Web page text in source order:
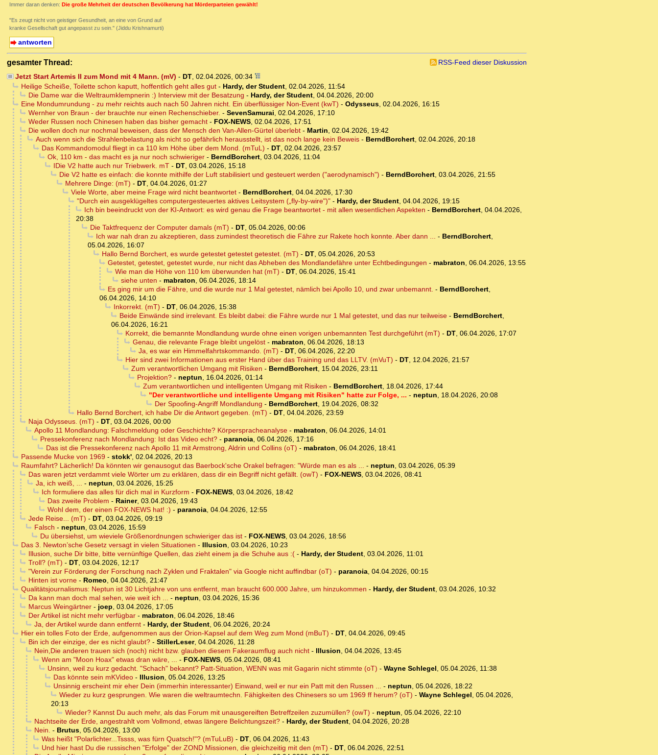
Immer daran denken: Die große Mehrheit der deutschen Bevölkerung hat Mörderparteien gewählt!
"Es zeugt nicht von geistiger Gesundheit, an eine von Grund auf
kranke Gesellschaft gut angepasst zu sein." (Jiddu Krishnamurti)
antworten
gesamter Thread:
RSS-Feed dieser Diskussion
Jetzt Start Artemis II zum Mond mit 4 Mann. (mV) - DT, 02.04.2026, 00:34
Heilige Scheiße, Toilette schon kaputt, hoffentlich geht alles gut- Hardy, der Student, 02.04.2026, 11:54
Die Dame war die Weltraumklempnerin :) Interview mit der Besatzung - Hardy, der Student, 04.04.2026, 20:00
Eine Mondumrundung - zu mehr reichts auch nach 50 Jahren nicht. Ein überflüssiger Non-Event (kwT) - Odysseus, 02.04.2026, 16:15
Wernher von Braun - der brauchte nur einen Rechenschieber. - SevenSamurai, 02.04.2026, 17:10
Weder Russen noch Chinesen haben das bisher gemacht- FOX-NEWS, 02.04.2026, 17:51
Die wollen doch nur nochmal beweisen, dass der Mensch den Van-Allen-Gürtel überlebt- Martin, 02.04.2026, 19:42
Auch wenn sich die Strahlenbelastung als nicht so gefährlich herausstellt, ist das noch lange kein Beweis- BerndBorchert, 02.04.2026, 20:18
Das Kommandomodul fliegt in ca 110 km Höhe über dem Mond. (mTuL) - DT, 02.04.2026, 23:57
Ok, 110 km - das macht es ja nur noch schwieriger- BerndBorchert, 03.04.2026, 11:04
IDie V2 hatte auch nur Triebwerk. mT- DT, 03.04.2026, 15:18
Die V2 hatte es einfach: die konnte mithilfe der Luft stabilisiert und gesteuert werden ("aerodynamisch") - BerndBorchert, 03.04.2026, 21:55
Mehrere Dinge: (mT) - DT, 04.04.2026, 01:27
Viele Worte, aber meine Frage wird nicht beantwortet- BerndBorchert, 04.04.2026, 17:30
"Durch ein ausgeklügeltes computergesteuertes aktives Leitsystem („fly-by-wire")"- Hardy, der Student, 04.04.2026, 19:15
Ich bin beeindruckt von der KI-Antwort: es wird genau die Frage beantwortet - mit allen wesentlichen Aspekten - BerndBorchert, 04.04.2026,
20:38
Die Taktfrequenz der Computer damals (mT) - DT, 05.04.2026, 00:06
Ich war nah dran zu akzeptieren, dass zumindest theoretisch die Fähre zur Rakete hoch konnte. Aber dann ... - BerndBorchert,
05.04.2026, 16:07
Hallo Bernd Borchert, es wurde getestet getestet getestet. (mT) - DT, 05.04.2026, 20:53
Getestet, getestet, getestet wurde, nur nicht das Abheben des Mondlandefähre unter Echtbedingungen - mabraton, 06.04.2026, 13:55
Wie man die Höhe von 110 km überwunden hat (mT) - DT, 06.04.2026, 15:41
siehe unten - mabraton, 06.04.2026, 18:14
Es ging mir um die Fähre, und die wurde nur 1 Mal getestet, nämlich bei Apollo 10, und zwar unbemannt. - BerndBorchert,
06.04.2026, 14:10
Inkorrekt. (mT) - DT, 06.04.2026, 15:38
Beide Einwände sind irrelevant. Es bleibt dabei: die Fähre wurde nur 1 Mal getestet, und das nur teilweise- BerndBorchert,
06.04.2026, 16:21
Korrekt, die bemannte Mondlandung wurde ohne einen vorigen unbemannten Test durchgeführt (mT) - DT, 06.04.2026, 17:07
Genau, die relevante Frage bleibt ungelöst- mabraton, 06.04.2026, 18:13
Ja, es war ein Himmelfahrtskommando. (mT) - DT, 06.04.2026, 22:20
Hier sind zwei Informationen aus erster Hand über das Training und das LLTV. (mVuT) - DT, 12.04.2026, 21:57
Zum verantwortlichen Umgang mit Risiken - BerndBorchert, 15.04.2026, 23:11
Projektion?- neptun, 16.04.2026, 01:14
Zum verantwortlichen und intelligenten Umgang mit Risiken - BerndBorchert, 18.04.2026, 17:44
"Der verantwortliche und intelligente Umgang mit Risiken" hatte zur Folge, ... - neptun, 18.04.2026, 20:08
Der Spoofing-Angriff Mondlandung - BerndBorchert, 19.04.2026, 08:32
Hallo Bernd Borchert, ich habe Dir die Antwort gegeben. (mT) - DT, 04.04.2026, 23:59
Naja Odysseus. (mT) - DT, 03.04.2026, 00:00
Apollo 11 Mondlandung: Falschmeldung oder Geschichte? Körperspracheanalyse- mabraton, 06.04.2026, 14:01
Pressekonferenz nach Mondlandung: Ist das Video echt?- paranoia, 06.04.2026, 17:16
Das ist die Pressekonferenz nach Apollo 11 mit Armstrong, Aldrin und Collins (oT) - mabraton, 06.04.2026, 18:41
Passende Mucke von 1969- stokk', 02.04.2026, 20:13
Raumfahrt? Lächerlich! Da könnten wir genausogut das Baerbock'sche Orakel befragen: "Würde man es als ... - neptun, 03.04.2026, 05:39
Das waren jetzt verdammt viele Wörter um zu erklären, dass dir ein Begriff nicht gefällt. (owT) - FOX-NEWS, 03.04.2026, 08:41
Ja, ich weiß, ... - neptun, 03.04.2026, 15:25
Ich formuliere das alles für dich mal in Kurzform - FOX-NEWS, 03.04.2026, 18:42
Das zweite Problem - Rainer, 03.04.2026, 19:43
Wohl dem, der einen FOX-NEWS hat! :) - paranoia, 04.04.2026, 12:55
Jede Reise... (mT) - DT, 03.04.2026, 09:19
Falsch - neptun, 03.04.2026, 15:59
Du übersiehst, um wieviele Größenordnungen schwieriger das ist- FOX-NEWS, 03.04.2026, 18:56
Das 3. Newton’sche Gesetz versagt in vielen Situationen - Illusion, 03.04.2026, 10:23
Illusion, suche Dir bitte, bitte vernünftige Quellen, das zieht einem ja die Schuhe aus :(- Hardy, der Student, 03.04.2026, 11:01
Troll? (mT) - DT, 03.04.2026, 12:17
"Verein zur Förderung der Forschung nach Zyklen und Fraktalen" via Google nicht auffindbar (oT) - paranoia, 04.04.2026, 00:15
Hinten ist vorne- Romeo, 04.04.2026, 21:47
Qualitätsjournalismus: Neptun ist 30 Lichtjahre von uns entfernt, man braucht 600.000 Jahre, um hinzukommen - Hardy, der Student, 03.04.2026, 10:32
Da kann man doch mal sehen, wie weit ich ... - neptun, 03.04.2026, 15:36
Marcus Weingärtner- joep, 03.04.2026, 17:05
Der Artikel ist nicht mehr verfügbar- mabraton, 06.04.2026, 18:46
Ja, der Artikel wurde dann entfernt- Hardy, der Student, 06.04.2026, 20:24
Hier ein tolles Foto der Erde, aufgenommen aus der Orion-Kapsel auf dem Weg zum Mond (mBuT) - DT, 04.04.2026, 09:45
Bin ich der einzige, der es nicht glaubt?- StillerLeser, 04.04.2026, 11:28
Nein,Die anderen trauen sich (noch) nicht bzw. glauben diesem Fakeraumflug auch nicht- Illusion, 04.04.2026, 13:45
Wenn am "Moon Hoax" etwas dran wäre, ... - FOX-NEWS, 05.04.2026, 08:41
Unsinn, weil zu kurz gedacht. "Schach" bekannt? Patt-Situation, WENN was mit Gagarin nicht stimmte (oT) - Wayne Schlegel, 05.04.2026, 11:38
Das könnte sein mKVideo- Illusion, 05.04.2026, 13:25
Unsinnig erscheint mir eher Dein (immerhin interessanter) Einwand, weil er nur ein Patt mit den Russen ... - neptun, 05.04.2026, 18:22
Wieder zu kurz gesprungen. Wie waren die weltraumtechn. Fähigkeiten des Chinesers so um 1969 ff herum? (oT) - Wayne Schlegel, 05.04.2026,
20:13
Wieder? Kannst Du auch mehr, als das Forum mit unausgereiften Betreffzeilen zuzumüllen? (owT) - neptun, 05.04.2026, 22:10
Nachtseite der Erde, angestrahlt vom Vollmond, etwas längere Belichtungszeit?- Hardy, der Student, 04.04.2026, 20:28
Nein. - Brutus, 05.04.2026, 13:00
Was heißt "Polarlichter...Tssss, was fürn Quatsch!"? (mTuLuB) - DT, 06.04.2026, 11:43
Und hier hast Du die russischen "Erfolge" der ZOND Missionen, die gleichzeitig mit den (mT) - DT, 06.04.2026, 22:51